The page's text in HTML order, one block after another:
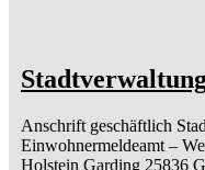
Anschrift geschäftlich
Einwohnermeldeamt –
Holstein Garding 25836